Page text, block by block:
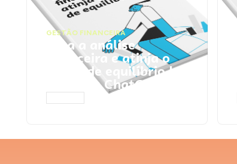
GESTÃO FINANCEIRA
Faça a análise
financeira e atinja o
ponto de equilíbrio |
Prompts ChatGPT